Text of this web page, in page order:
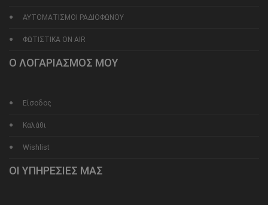
ΑΥΤΟΜΑΤΙΣΜΟΙ ΡΑΔΙΟΦΩΝΟΥ
ΦΩΤΙΣΤΙΚΑ ON AIR
Ο ΛΟΓΑΡΙΑΣΜΟΣ ΜΟΥ
Είσοδος
Καλάθι
Wishlist
ΟΙ ΥΠΗΡΕΣΙΕΣ ΜΑΣ